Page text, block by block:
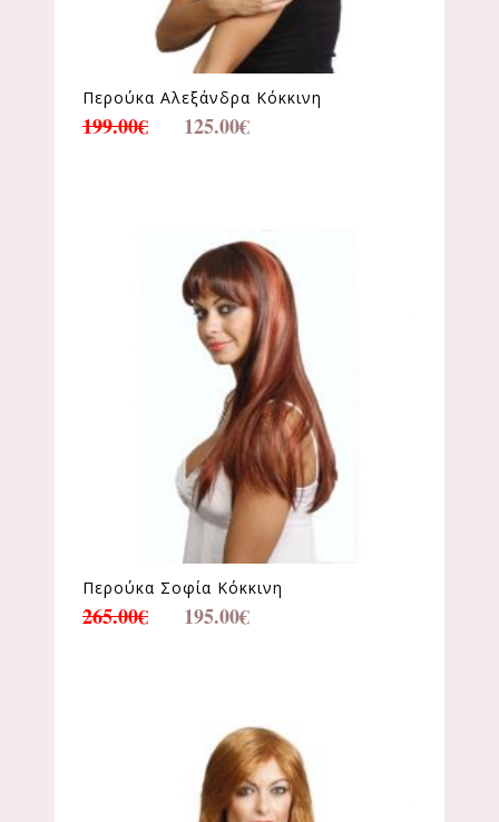
Περούκα Αλεξάνδρα Κόκκινη
199.00€ 125.00€
Περούκα Σοφία Κόκκινη
265.00€ 195.00€